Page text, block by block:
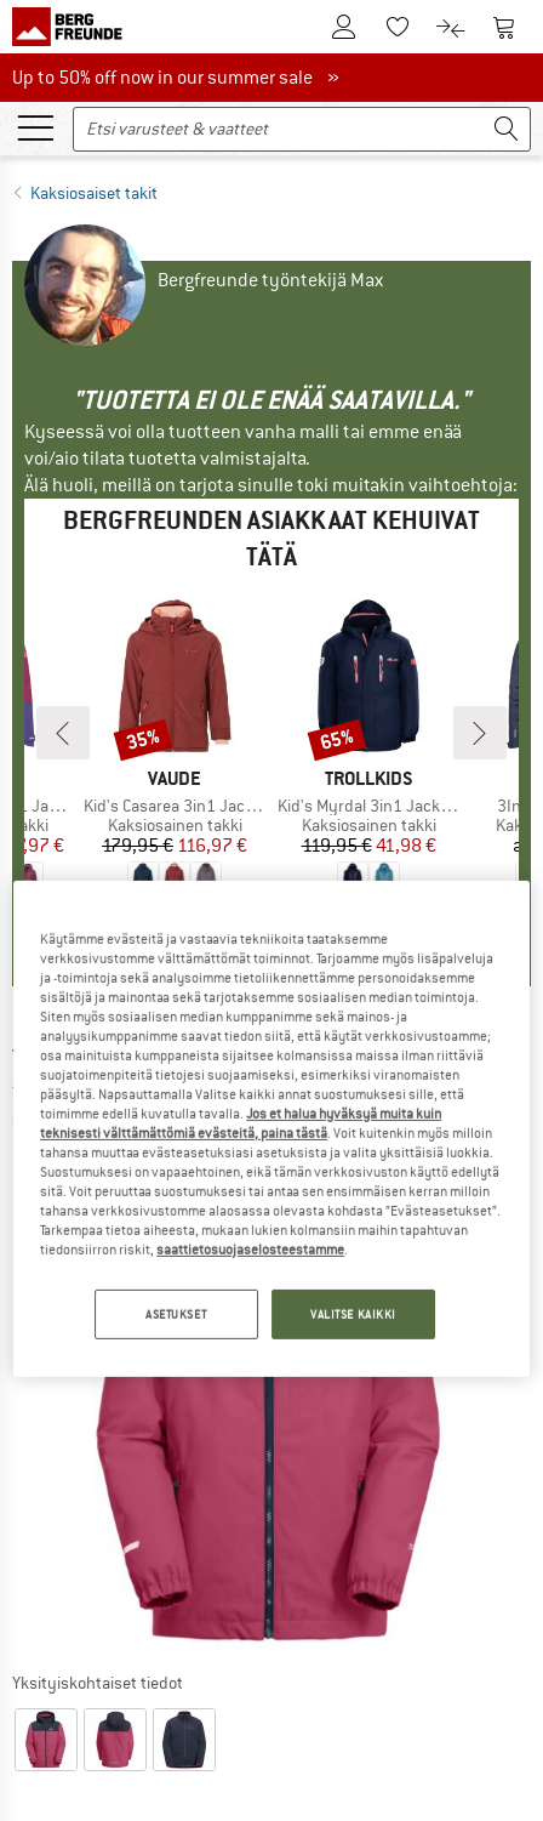
Tästä asiakastililleTästä toivelistalle.
Tästä
Up to 50% off now in our summer sale
Up to 50% off now in our summer sale »
Kaksiosaiset takit
Bergfreunde työntekijä Max
"TUOTETTA EI OLE ENÄÄ SAATAVILLA."
Kyseessä voi olla tuotteen vanha malli tai emme enää
voi/aio tilata tuotetta valmistajalta.
Älä huoli, meillä on tarjota sinulle toki muitakin vaihtoehtoja:
BERGFREUNDEN ASIAKKAAT KEHUIVAT
TÄTÄ
Jacket
takki
hinta
77,97 €
MERKKI
VAUDE
Tuote
Kid's Casarea 3in1 Jacket II
Tuoteryhmä
Kaksiosainen takki
Hinta
179,95 € Alennettu hinta
116,97 €
Alennus
35%
MERKKI
TROLLKIDS
Tuote
Kid's Myrdal 3in1 Jacket Pro
Tuoteryhmä
Kaksiosainen takki
Hinta
119,95 €Alennettu hinta
41,98 €
Alennus
65%
Tuote
3In1
alk.
JACK WOLFSKIN -Kid's Snowcurl 3-in-1
Jacket - Kaksiosainen takki
(0)
Yksityiskohtaiset tiedot
Käytämme evästeitä ja vastaavia tekniikoita taataksemme
verkkosivustomme välttämättömät toiminnot. Tarjoamme myös lisäpalveluja
ja -toimintoja sekä analysoimme tietoliikennettämme personoidaksemme
sisältöjä ja mainontaa sekä tarjotaksemme sosiaalisen median toimintoja.
Siten myös sosiaalisen median kumppanimme sekä mainos- ja
analyysikumppanimme saavat tiedon siitä, että käytät verkkosivustoamme;
osa mainituista kumppaneista sijaitsee kolmansissa maissa ilman riittäviä
suojatoimenpiteitä tietojesi suojaamiseksi, esimerkiksi viranomaisten
pääsyltä. Napsauttamalla Valitse kaikki annat suostumuksesi sille, että
toimimme edellä kuvatulla tavalla.Jos et halua hyväksyä muita kuin
teknisesti välttämättömiä evästeitä, paina tästä. Voit kuitenkin myös milloin
tahansa muuttaa evästeasetuksiasi asetuksista ja valita yksittäisiä luokkia.
Suostumuksesi on vapaaehtoinen, eikä tämän verkkosivuston käyttö edellytä
sitä. Voit peruuttaa suostumuksesi tai antaa sen ensimmäisen kerran milloin
tahansa verkkosivustomme alaosassa olevasta kohdasta ”Evästeasetukset”.
Tarkempaa tietoa aiheesta, mukaan lukien kolmansiin maihin tapahtuvan
tiedonsiirron riskit,saattietosuojaselosteestamme.
ASETUKSET VALITSE KAIKKI